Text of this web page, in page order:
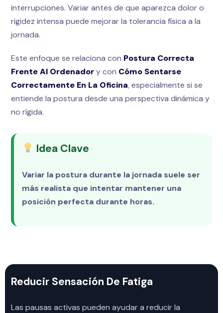
interrupciones. Variar antes de que aparezca dolor o
rigidez intensa puede mejorar la tolerancia física a la
jornada.
Este enfoque se relaciona con Postura Correcta
Frente Al Ordenadory con Cómo Sentarse
Correctamente En La Oficina, especialmente si se
entiende la postura desde una perspectiva dinámica y
no rígida.
Idea Clave
Variar la postura durante la jornada suele ser
más realista que intentar mantener una
posición perfecta durante horas.
Reducir Sensación De Fatiga
Las pausas activas pueden ayudar a reducir la